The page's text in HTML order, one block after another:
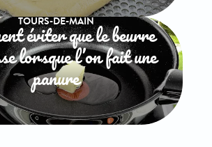
TOURS-DE-MAIN
éviter que le beurre
lorsque l’on fait une
panure